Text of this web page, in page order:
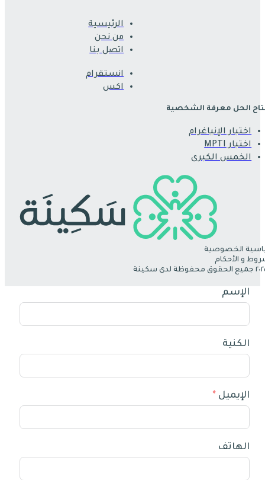
الرئيسية
من نحن
اتصل بنا
انستقرام
اكس
الحل معرفة الشخصية
اختبار الإنياغرام
اختبار MPTI
الخمس الكبرى
الخصوصية
و الأحكام
الإسم
الكنية
الإيميل
الهاتف